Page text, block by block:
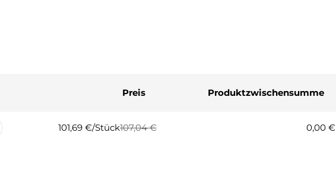
Preis Produktzwischensumme
101,69 €/Stück
Regulärer
107,04 €
Verkaufspreis
0,00 €